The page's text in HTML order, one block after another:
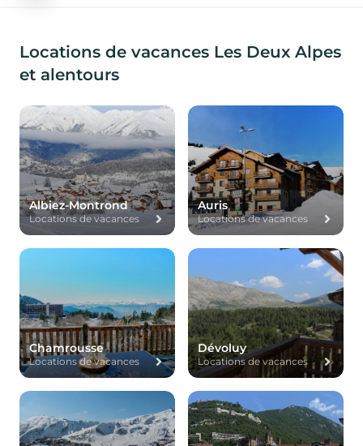
Locations de vacances Les Deux Alpes
et alentours
Albiez-Montrond
Locations de vacances
Auris
Locations de vacances
Chamrousse
Locations de vacances
Dévoluy
Locations de vacances